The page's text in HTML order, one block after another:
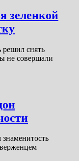
зеленкой
снять
не совершали